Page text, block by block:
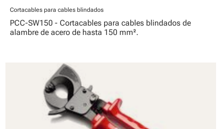
Cortacables para cables blindados
PCC-SW150 - Cortacables para cables blindados de
alambre de acero de hasta 150 mm².